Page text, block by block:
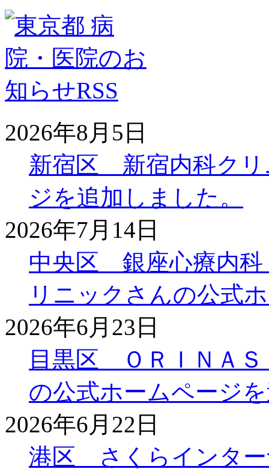
2026年8月5日
新宿区 新宿内科クリ
ジを追加しました。
2026年7月14日
中央区 銀座心療内科
リニックさんの公式
2026年6月23日
目黒区 ＯＲＩＮＡ
の公式ホームページ
2026年6月22日
港区 さくらインター